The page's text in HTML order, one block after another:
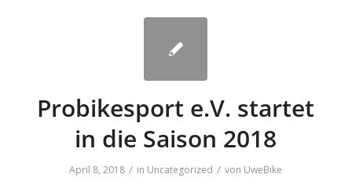
Probikesport e.V. startet
in die Saison 2018
April 8, 2018 / in Uncategorized / von UweBike